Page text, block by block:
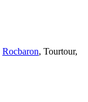
Rocbaron, Tourtour,